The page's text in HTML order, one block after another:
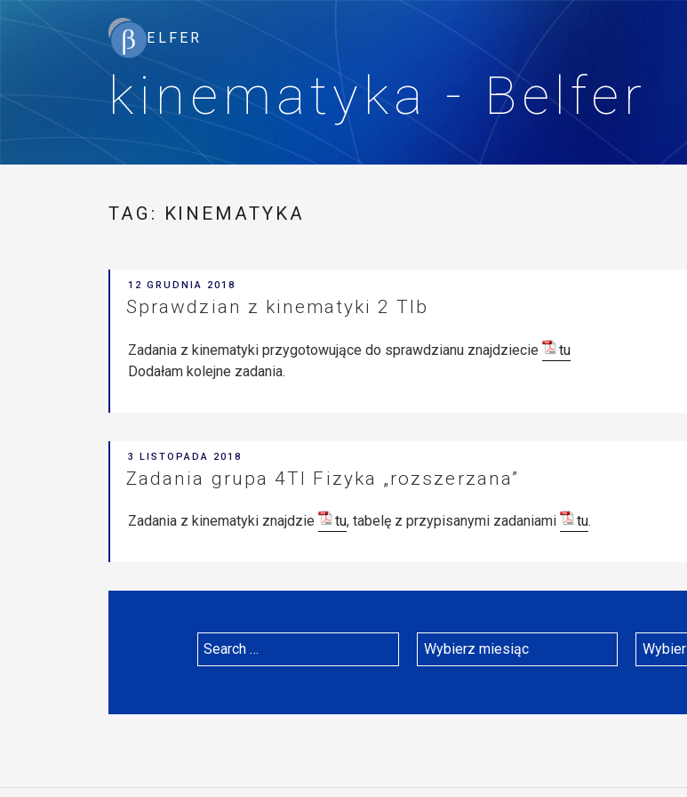
kinematyka - Belfer
TAG: KINEMATYKA
POSTED
ON
12 GRUDNIA 2018
Sprawdzian z kinematyki 2 TIb
Zadania z kinematyki przygotowujące do sprawdzianu znajdziecie
tu
Dodałam kolejne zadania.
POSTED
ON
3 LISTOPADA 2018
Zadania grupa 4TI Fizyka „rozszerzana”
Zadania z kinematyki znajdzie tu, tabelę z przypisanymi zadaniami tu.
Search
Archiwa Kategorie